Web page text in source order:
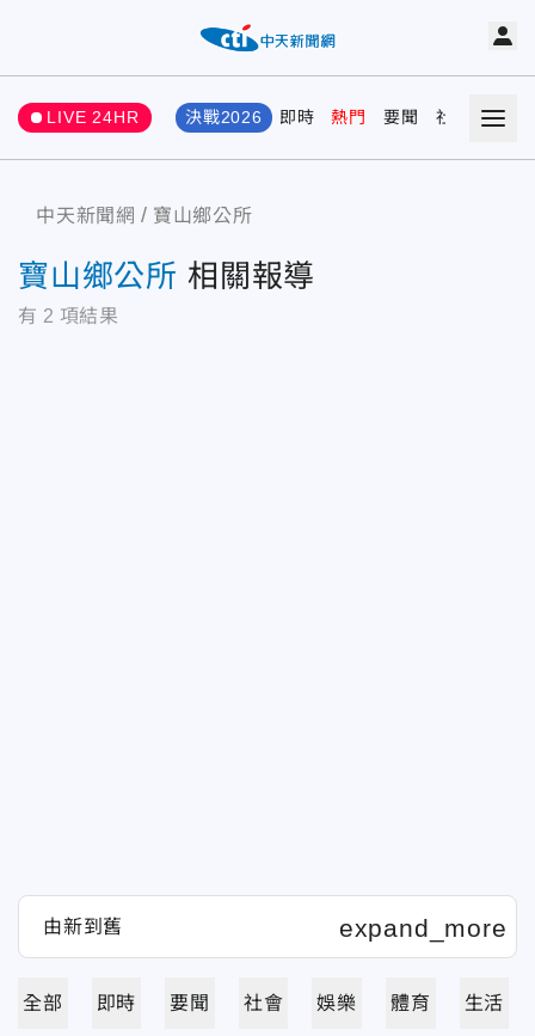
LIVE 24HR 決戰2026 即時 熱門 要聞 社會 娛樂
中天新聞網 寶山鄉公所
寶山鄉公所 相關報導
有 2 項結果
全部 即時 要聞 社會 娛樂 體育 生活